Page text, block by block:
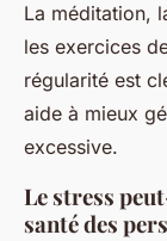
La méditation,
les exercices
régularité est
aide à mieux
excessive.
Le stress
santé des